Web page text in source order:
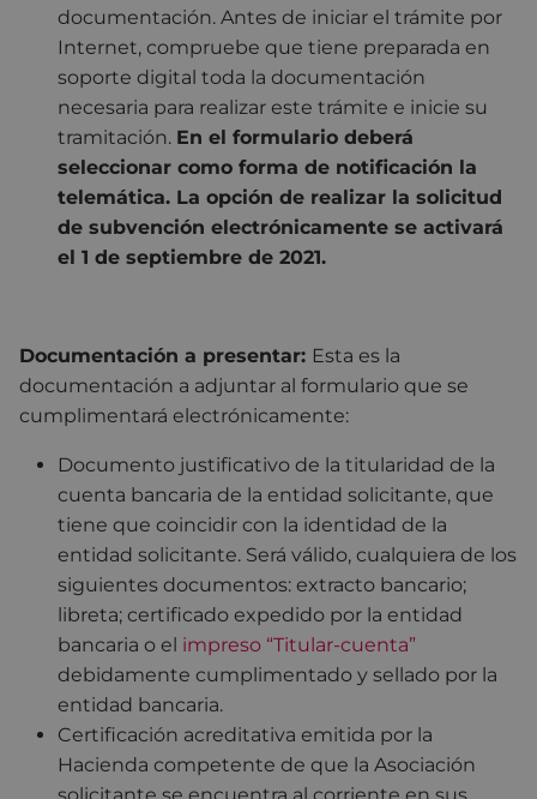
documentación. Antes de iniciar el trámite por
Internet, compruebe que tiene preparada en
soporte digital toda la documentación
necesaria para realizar este trámite e inicie su
tramitación. En el formulario deberá
seleccionar como forma de notificación la
telemática. La opción de realizar la solicitud
de subvención electrónicamente se activará
el 1 de septiembre de 2021.
Documentación a presentar: Esta es la
documentación a adjuntar al formulario que se
cumplimentará electrónicamente:
Documento justificativo de la titularidad de la
cuenta bancaria de la entidad solicitante, que
tiene que coincidir con la identidad de la
entidad solicitante. Será válido, cualquiera de los
siguientes documentos: extracto bancario;
libreta; certificado expedido por la entidad
bancaria o el impreso “Titular-cuenta”
debidamente cumplimentado y sellado por la
entidad bancaria.
Certificación acreditativa emitida por la
Hacienda competente de que la Asociación
solicitante se encuentra al corriente en sus